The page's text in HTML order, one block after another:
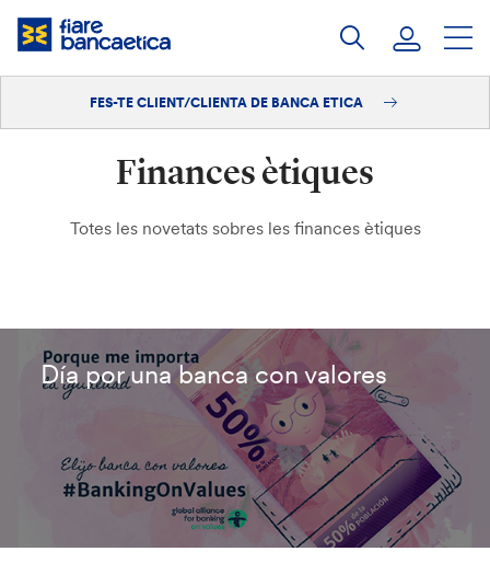
Salta
Iniciar sessió
Fes-te'n client/clienta
FES-TE CLIENT/CLIENTA DE BANCA ETICA
Finances ètiques
Totes les novetats sobres les finances ètiques
Día por una banca con valores